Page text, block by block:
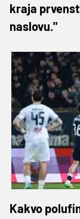
kraja
naslovu."
Kakvo